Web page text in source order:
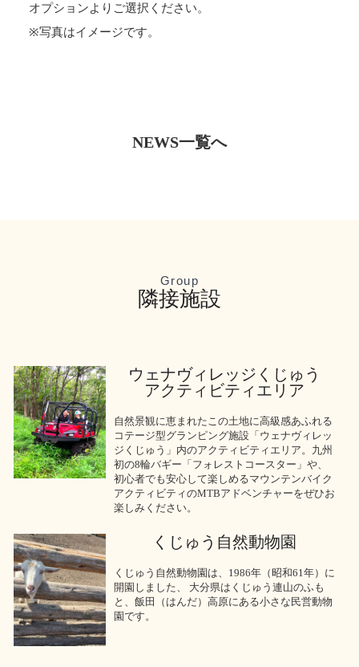
オプションよりご選択ください。
※写真はイメージです。
NEWS一覧へ
Group
隣接施設
ウェナヴィレッジくじゅう
アクティビティエリア
自然景観に恵まれたこの土地に高級感あふれる
コテージ型グランピング施設「ウェナヴィレッ
ジくじゅう」内のアクティビティエリア。九州
初の8輪バギー「フォレストコースター」や、
初心者でも安心して楽しめるマウンテンバイク
アクティビティのMTBアドベンチャーをぜひお
楽しみください。
くじゅう自然動物園
くじゅう自然動物園は、1986年（昭和61年）に
開園しました、 大分県はくじゅう連山のふも
と、飯田（はんだ）高原にある小さな民営動物
園です。